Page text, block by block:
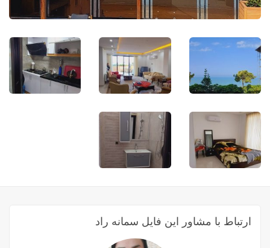
ارتباط با مشاور این فایل سمانه راد